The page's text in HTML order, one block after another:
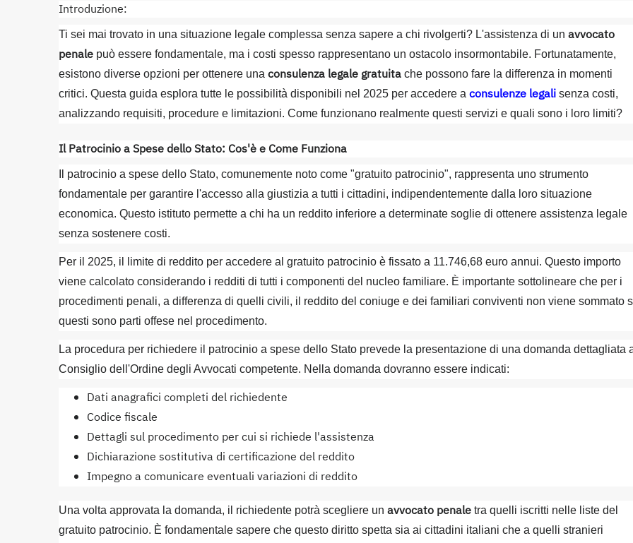
Introduzione:
Ti sei mai trovato in una situazione legale complessa senza sapere a chi rivolgerti? L'assistenza di un avvocato
penale può essere fondamentale, ma i costi spesso rappresentano un ostacolo insormontabile. Fortunatamente,
esistono diverse opzioni per ottenere una consulenza legale gratuita che possono fare la differenza in momenti
critici. Questa guida esplora tutte le possibilità disponibili nel 2025 per accedere a consulenze legali senza costi,
analizzando requisiti, procedure e limitazioni. Come funzionano realmente questi servizi e quali sono i loro limiti?
Il Patrocinio a Spese dello Stato: Cos'è e Come Funziona
Il patrocinio a spese dello Stato, comunemente noto come "gratuito patrocinio", rappresenta uno strumento
fondamentale per garantire l'accesso alla giustizia a tutti i cittadini, indipendentemente dalla loro situazione
economica. Questo istituto permette a chi ha un reddito inferiore a determinate soglie di ottenere assistenza legale
senza sostenere costi.
Per il 2025, il limite di reddito per accedere al gratuito patrocinio è fissato a 11.746,68 euro annui. Questo importo
viene calcolato considerando i redditi di tutti i componenti del nucleo familiare. È importante sottolineare che per i
procedimenti penali, a differenza di quelli civili, il reddito del coniuge e dei familiari conviventi non viene sommato
questi sono parti offese nel procedimento.
La procedura per richiedere il patrocinio a spese dello Stato prevede la presentazione di una domanda dettagliata
Consiglio dell'Ordine degli Avvocati competente. Nella domanda dovranno essere indicati:
Dati anagrafici completi del richiedente
Codice fiscale
Dettagli sul procedimento per cui si richiede l'assistenza
Dichiarazione sostitutiva di certificazione del reddito
Impegno a comunicare eventuali variazioni di reddito
Una volta approvata la domanda, il richiedente potrà scegliere un avvocato penale tra quelli iscritti nelle liste del
gratuito patrocinio. È fondamentale sapere che questo diritto spetta sia ai cittadini italiani che a quelli stranieri